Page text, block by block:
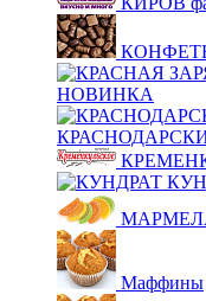
НОВИНКА
Маффины